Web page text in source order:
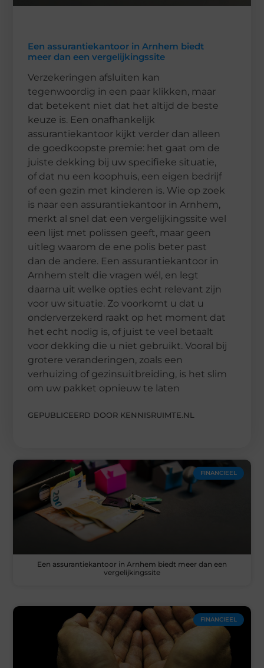
Een assurantiekantoor in Arnhem biedt
meer dan een vergelijkingssite
Verzekeringen afsluiten kan
tegenwoordig in een paar klikken, maar
dat betekent niet dat het altijd de beste
keuze is. Een onafhankelijk
assurantiekantoor kijkt verder dan alleen
de goedkoopste premie: het gaat om de
juiste dekking bij uw specifieke situatie,
of dat nu een koophuis, een eigen bedrijf
of een gezin met kinderen is. Wie op zoek
is naar een assurantiekantoor in Arnhem,
merkt al snel dat een vergelijkingssite wel
een lijst met polissen geeft, maar geen
uitleg waarom de ene polis beter past
dan de andere. Een assurantiekantoor in
Arnhem stelt die vragen wél, en legt
daarna uit welke opties echt relevant zijn
voor uw situatie. Zo voorkomt u dat u
onderverzekerd raakt op het moment dat
het echt nodig is, of juist te veel betaalt
voor dekking die u niet gebruikt. Vooral bij
grotere veranderingen, zoals een
verhuizing of gezinsuitbreiding, is het slim
om uw pakket opnieuw te laten
GEPUBLICEERD DOOR KENNISRUIMTE.NL
FINANCIEEL
Een assurantiekantoor in Arnhem biedt meer dan een
vergelijkingssite
FINANCIEEL